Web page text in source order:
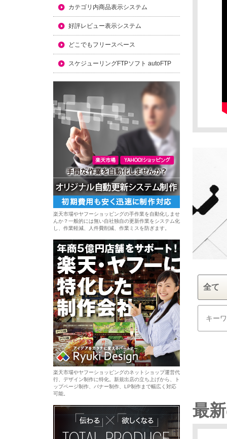
カテゴリ内商品表示システム
好評レビュー表示システム
どこでもフリースペース
スケジューリングFTPソフト autoFTP
楽天市場やヤフーショッピングの手作業を自動化しませ
んか？一般的には無い自社独自の更新作業をシステム化
し、作業軽減、人件費削減、作業ミスを防ぎます。
楽天市場やヤフーショッピングのネットショップ運営代
行、デザイン制作に特化。新規出店の立ち上げから、ト
ップページ制作、バナー制作、LP制作まで幅広く対応
可能。
最